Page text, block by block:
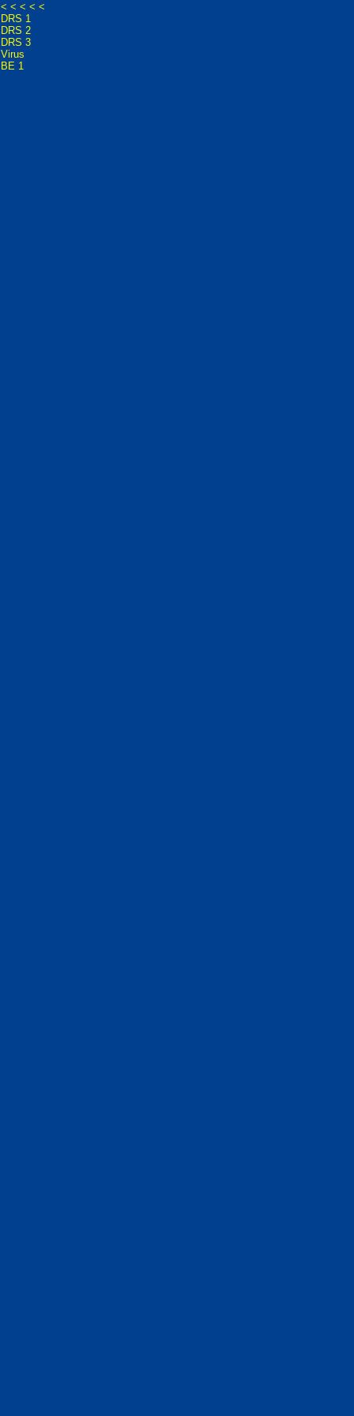
< < < < <
DRS 1
DRS 2
DRS 3
Virus
BE 1